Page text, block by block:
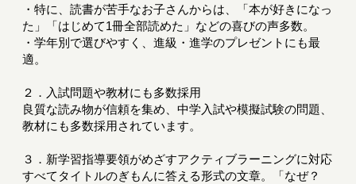
・特に、読書が苦手なお子さんからは、「本が好きになっ
た」「はじめて1冊全部読めた」などの喜びの声多数。
・学年別で選びやすく、進級・進学のプレゼントにも最
適。
２．入試問題や教材にも多数採用
良質な読み物が信頼を集め、中学入試や模擬試験の問題、
教材にも多数採用されています。
３．新学習指導要領がめざすアクティブラーニングに対応
すべてタイトルのぎもんに答える形式の文章。「なぜ？